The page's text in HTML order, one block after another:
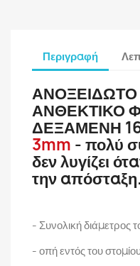
Περιγραφή
ΑΝΘΕΚΤΙΚΟ
ΔΕΞΑΜΕΝΗ
3mm - πολύ
δεν λυγίζει
την απόσταξη.
- Συνολική διάμετρος
- οπή εντός του